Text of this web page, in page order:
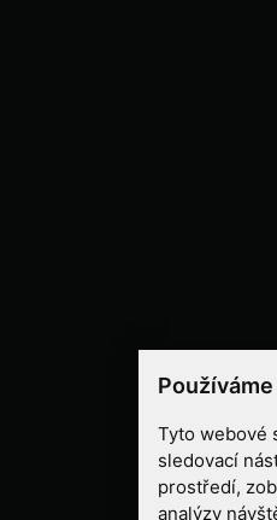
Tyto webové
sledovací
prostředí,
analýzy